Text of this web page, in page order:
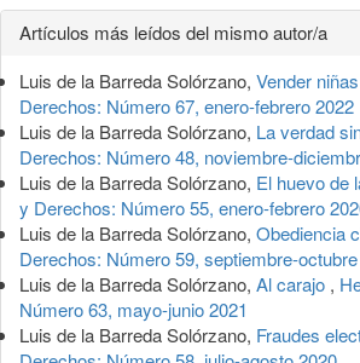
Detalles
del
artículo
Artículos más leídos del mismo autor/a
Luis de la Barreda Solórzano, Vender niñas
Derechos: Número 67, enero-febrero 2022
Luis de la Barreda Solórzano, La verdad
Derechos: Número 48, noviembre-
Luis de la Barreda Solórzano, El huevo de
y Derechos: Número 55, enero-febrero
Luis de la Barreda Solórzano, Obediencia
Derechos: Número 59, septiembre-
Luis de la Barreda Solórzano, Al carajo ,
Número 63, mayo-junio 2021
Luis de la Barreda Solórzano, Fraudes